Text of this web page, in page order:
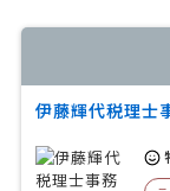
伊藤輝代税理士